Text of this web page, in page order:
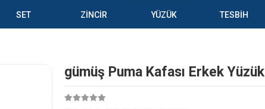
SET ZİNCİR YÜZÜK TESBİH
​gümüş Puma Kafası Erkek Yüzük